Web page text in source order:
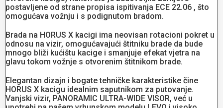
postavljene od strane propisa ispitivanja ECE 22.06 , što
omogućava vožnju i s podignutom bradom.
Brada na HORUS X kacigi ima neovisan rotacioni pokret u
odnosu na vizir, omogućavajući štitniku brade da bude
mnogo bliži kućištu kacige i smanjuje efekat vjetra na
glavu tokom vožnje s otvorenim štitnikom brade.
Elegantan dizajn i bogate tehničke karakteristike čine
HORUS X kacigu idealnim saputnikom za putovanje.
Vanjski vizir, PANORAMIC ULTRA-WIDE VISOR, već u